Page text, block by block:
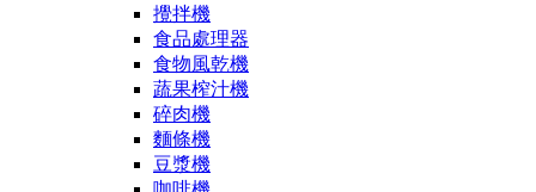
攪拌機
食品處理器
食物風乾機
蔬果榨汁機
碎肉機
麵條機
豆漿機